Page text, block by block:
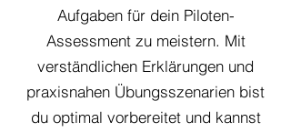
Aufgaben für dein Piloten-
Assessment zu meistern. Mit
verständlichen Erklärungen und
praxisnahen Übungsszenarien bist
du optimal vorbereitet und kannst